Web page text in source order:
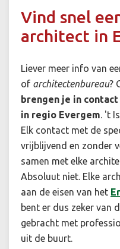
Vind snel
architect in
Liever meer info van
of architectenbureau?
brengen je in
in regio Evergem. 't
Elk contact met de
vrijblijvend en zonder
samen met elke
Absoluut niet. Elke
aan de eisen van het
bent er dus zeker van
gebracht met
uit de buurt.